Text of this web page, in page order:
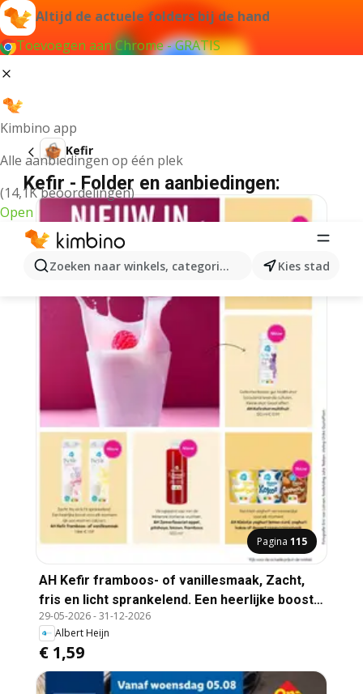
Altijd de actuele folders bij de hand
Toevoegen aan Chrome - GRATIS
Kimbino app
Alle aanbiedingen op één plek
(14,1K beoordelingen)
Open
Zoeken naar winkels, categorieën, producten...
Kies stad
Kefir
Kefir - Folder en aanbiedingen:
Pagina 115
AH Kefir framboos- of vanillesmaak, Zacht,
fris en licht sprankelend. Een heerlijke boost
voor elk moment, rijk aan eiwit en calcium. 1
liter
29-05-2026-31-12-2026
Albert Heijn
€ 1,59